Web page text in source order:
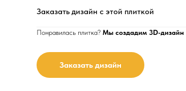
Заказать дизайн с этой плиткой
Понравилась плитка? Мы создадим 3D-дизайн
Заказать дизайн